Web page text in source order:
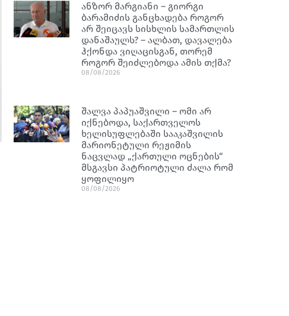
ანზორ მარგიანი – გიორგი
ბარამიძის განცხადება როგორ
არ შეიცავს სისხლის სამართლის
დანაშაულს? – ალბათ, დავალება
ჰქონდა ვიღაცისგან, თორემ
როგორ შეიძლებოდა ამის თქმა?
08/08/2026
შალვა პაპუაშვილი – ომი არ
იქნებოდა, საქართველოს
ხელისუფლებაში სააკაშვილის
მარიონეტული რეჟიმის
ნაცვლად „ქართული ოცნების“
მსგავსი პატრიოტული ძალა რომ
ყოფილიყო
08/08/2026